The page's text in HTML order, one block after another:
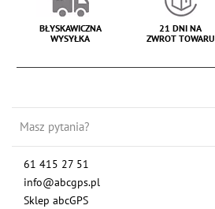
BŁYSKAWICZNA
WYSYŁKA
21 DNI NA
ZWROT TOWARU
Masz pytania?
61 415 27 51
info@abcgps.pl
Sklep abcGPS